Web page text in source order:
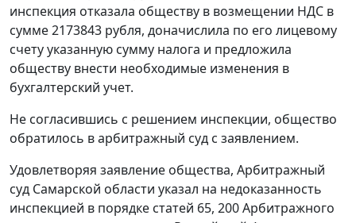
инспекция отказала обществу в возмещении НДС в
сумме 2173843 рубля, доначислила по его лицевому
счету указанную сумму налога и предложила
обществу внести необходимые изменения в
бухгалтерский учет.
Не согласившись с решением инспекции, общество
обратилось в арбитражный суд с заявлением.
Удовлетворяя заявление общества, Арбитражный
суд Самарской области указал на недоказанность
инспекцией в порядке статей 65, 200Арбитражного